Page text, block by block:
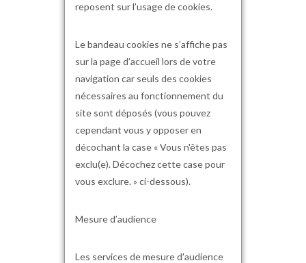
reposent sur l’usage de cookies.
Le bandeau cookies ne s’affiche pas
sur la page d’accueil lors de votre
navigation car seuls des cookies
nécessaires au fonctionnement du
site sont déposés (vous pouvez
cependant vous y opposer en
décochant la case « Vous n'êtes pas
exclu(e). Décochez cette case pour
vous exclure. » ci-dessous).
Mesure d’audience
Les services de mesure d'audience